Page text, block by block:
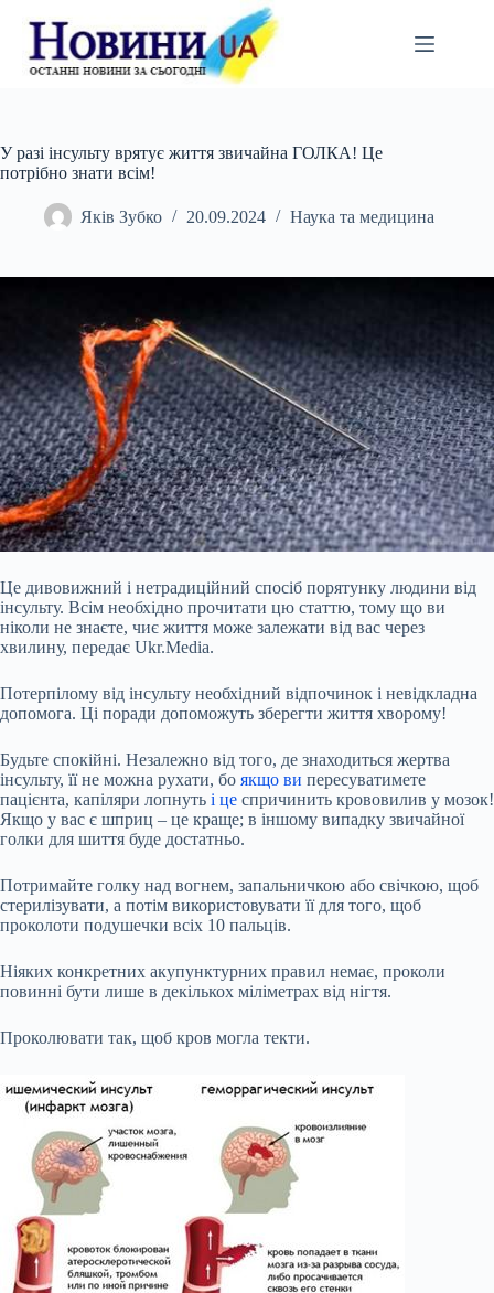
вмісту
У разі інсульту врятує життя звичайна ГОЛКА! Це
потрібно знати всім!
Яків Зубко 20.09.2024 Наука та медицина
Це дивовижний і нетрадиційний спосіб порятунку людини від
інсульту. Всім необхідно прочитати цю статтю, тому що ви
ніколи не знаєте, чиє життя може залежати від вас через
хвилину, передає Ukr.Media.
Потерпілому від інсульту необхідний відпочинок і невідкладна
допомога. Ці поради допоможуть зберегти життя хворому!
Будьте спокійні. Незалежно від того, де знаходиться жертва
інсульту, її не можна рухати, бо якщо ви пересуватимете
пацієнта, капіляри лопнуть і це спричинить крововилив у мозок!
Якщо у вас є шприц – це краще; в іншому випадку звичайної
голки для шиття буде достатньо.
Потримайте голку над вогнем, запальничкою або свічкою, щоб
стерилізувати, а потім використовувати її для того, щоб
проколоти подушечки всіх 10 пальців.
Ніяких конкретних акупунктурних правил немає, проколи
повинні бути лише в декількох міліметрах від нігтя.
Проколювати так, щоб кров могла текти.